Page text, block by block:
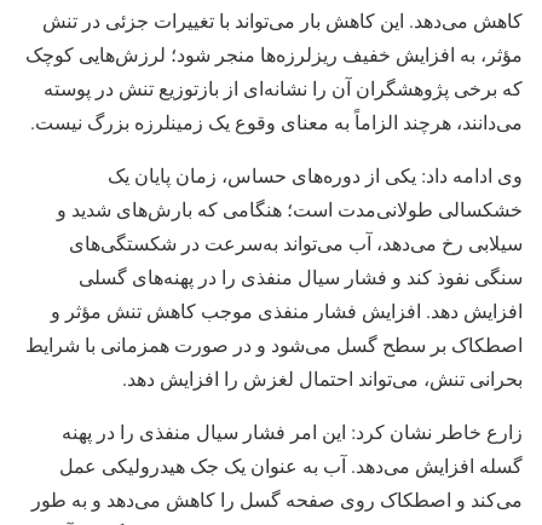
کاهش می‌دهد. این کاهش بار می‌تواند با تغییرات جزئی در تنش
مؤثر، به افزایش خفیف ریزلرزه‌ها منجر شود؛ لرزش‌هایی کوچک
که برخی پژوهشگران آن را نشانه‌ای از بازتوزیع تنش در پوسته
می‌دانند، هرچند الزاماً به معنای وقوع یک زمینلرزه بزرگ نیست.
وی ادامه داد: یکی از دوره‌های حساس، زمان پایان یک
خشکسالی طولانی‌مدت است؛ هنگامی که بارش‌های شدید و
سیلابی رخ می‌دهد، آب می‌تواند به‌سرعت در شکستگی‌های
سنگی نفوذ کند و فشار سیال منفذی را در پهنه‌های گسلی
افزایش دهد. افزایش فشار منفذی موجب کاهش تنش مؤثر و
اصطکاک بر سطح گسل می‌شود و در صورت همزمانی با شرایط
بحرانی تنش، می‌تواند احتمال لغزش را افزایش دهد.
زارع خاطر نشان کرد: این امر فشار سیال منفذی را در پهنه
گسله افزایش می‌دهد. آب به عنوان یک جک هیدرولیکی عمل
می‌کند و اصطکاک روی صفحه گسل را کاهش می‌دهد و به طور